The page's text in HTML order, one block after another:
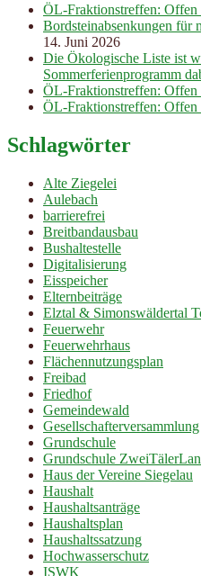
ÖL-Fraktionstreffen: Offen
Bordsteinabsenkungen für
14. Juni 2026
Die Ökologische Liste ist
Sommerferienprogramm
ÖL-Fraktionstreffen: Offen
ÖL-Fraktionstreffen: Offen
Schlagwörter
Alte Ziegelei
Aulebach
barrierefrei
Breitbandausbau
Bushaltestelle
Digitalisierung
Eisspeicher
Elternbeiträge
Elztal & Simonswäldertal
Feuerwehr
Feuerwehrhaus
Flächennutzungsplan
Freibad
Friedhof
Gemeindewald
Gesellschafterversammlung
Grundschule
Grundschule
Haus der Vereine Siegelau
Haushalt
Haushaltsanträge
Haushaltsplan
Haushaltssatzung
Hochwasserschutz
ISWK